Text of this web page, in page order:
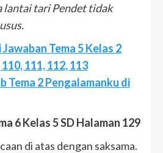
lantai tari Pendet tidak
Jawaban Tema 5 Kelas 2
111, 112, 113
Tema 2 Pengalamanku di
6 Kelas 5 SD Halaman 129
di atas dengan saksama.